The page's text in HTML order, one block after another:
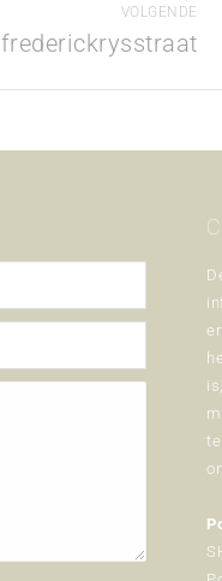
VOLGENDE
frederickrysstraat